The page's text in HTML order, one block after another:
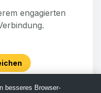
engagierten
besseres Browser-